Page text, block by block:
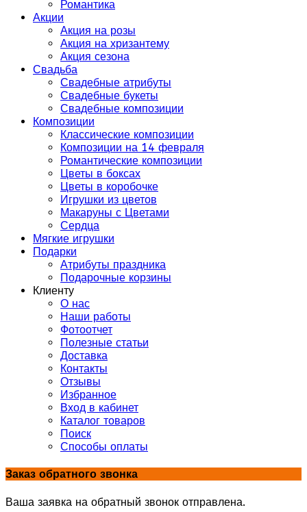
Романтика
Акции
Акция на розы
Акция на хризантему
Акция сезона
Свадьба
Свадебные атрибуты
Свадебные букеты
Свадебные композиции
Композиции
Классические композиции
Композиции на 14 февраля
Романтические композиции
Цветы в боксах
Цветы в коробочке
Игрушки из цветов
Макаруны с Цветами
Сердца
Мягкие игрушки
Подарки
Атрибуты праздника
Подарочные корзины
Клиенту
О нас
Наши работы
Фотоотчет
Полезные статьи
Доставка
Контакты
Отзывы
Избранное
Вход в кабинет
Каталог товаров
Поиск
Способы оплаты
Заказ обратного звонка
Ваша заявка на обратный звонок отправлена.